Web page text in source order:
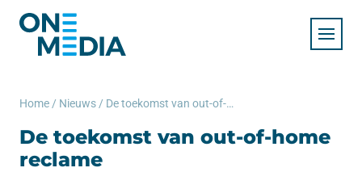
Home / Nieuws / De toekomst van out-of-home reclame
De toekomst van out-of-home
reclame